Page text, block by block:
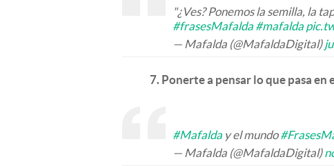
"¿Ves? Ponemos la semilla, la
#frasesMafalda #mafalda
— Mafalda (@MafaldaDigital)
7. Ponerte a pensar lo que pasa en
#Mafalda y el mundo
— Mafalda (@MafaldaDigital)